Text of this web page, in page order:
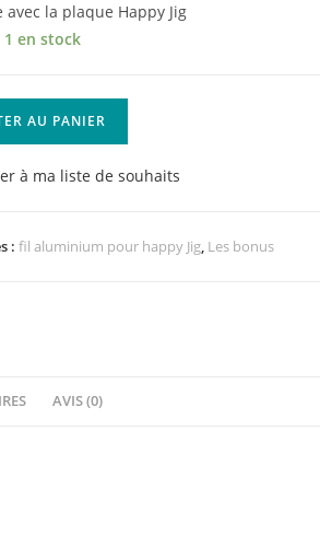
la plaque Happy Jig
1 en stock
AU PANIER
à ma liste de souhaits
:fil aluminium pour happy Jig, Les bonus
AVIS (0)